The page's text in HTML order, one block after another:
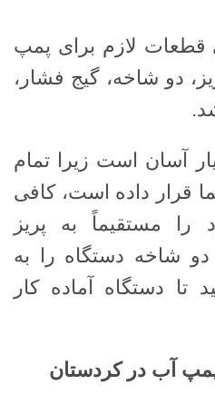
قطعات لازم برای پمپ
دو شاخه، گیج فشار،
آسان است زیرا تمام
قرار داده است، کافی
مستقیماً به پریز
شاخه دستگاه را به
دستگاه آماده کار
آب در کردستان